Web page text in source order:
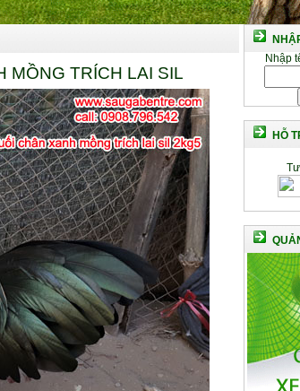
MỒNG TRÍCH LAI SIL
Nhập
HỖ